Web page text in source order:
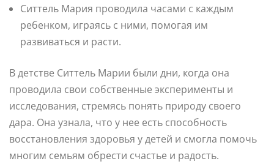
Ситтель Мария проводила часами с каждым
ребенком, играясь с ними, помогая им
развиваться и расти.
В детстве Ситтель Марии были дни, когда она
проводила свои собственные эксперименты и
исследования, стремясь понять природу своего
дара. Она узнала, что у нее есть способность
восстановления здоровья у детей и смогла помочь
многим семьям обрести счастье и радость.